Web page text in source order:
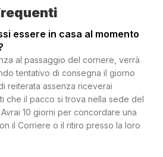
essere in casa al momento
al passaggio del corriere, verrà
tentativo di consegna il giorno
reiterata assenza riceverai
che il pacco si trova nella sede del
10 giorni per concordare una
il Corriere o il ritiro presso la loro